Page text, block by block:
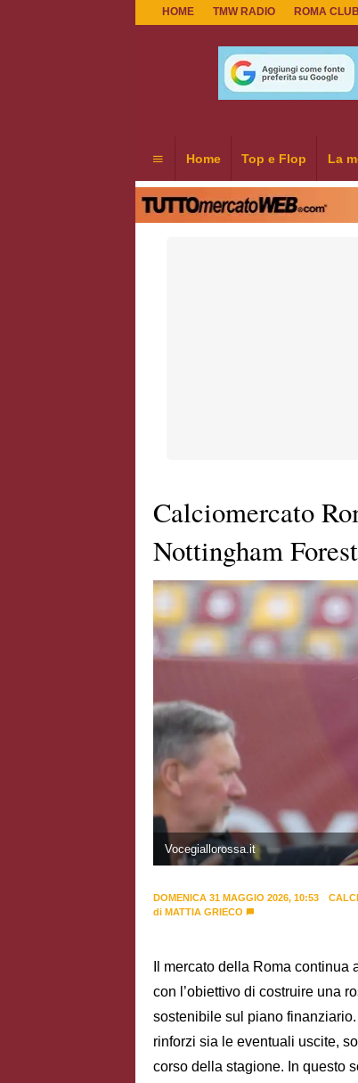
HOME TMW RADIO ROMA
Home Top e Flop La
Calciomercato
Nottingham
Vocegiallorossa.it
DOMENICA 31 MAGGIO 2026, 10:53
di MATTIA GRIECO
Il mercato della Roma
con l’obiettivo di costruire una
sostenibile sul piano
rinforzi sia le eventuali uscite,
corso della stagione. In questo